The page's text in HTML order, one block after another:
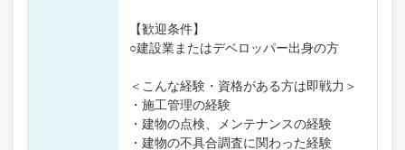
【歓迎条件】
○建設業またはデベロッパー出身の方
＜こんな経験・資格がある方は即戦力＞
・施工管理の経験
・建物の点検、メンテナンスの経験
・建物の不具合調査に関わった経験